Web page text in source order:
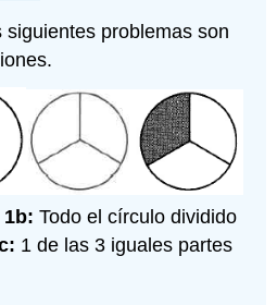
problemas son
1b: Todo el círculo dividido
1 de las 3 iguales partes